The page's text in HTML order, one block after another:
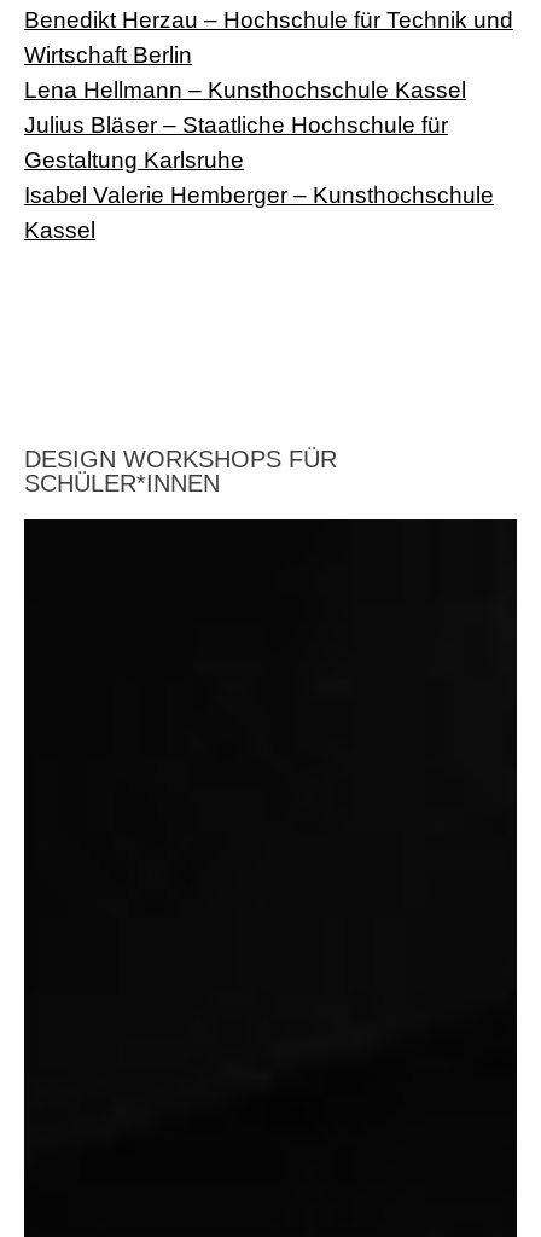
Benedikt Herzau – Hochschule für Technik und
Wirtschaft Berlin
Lena Hellmann – Kunsthochschule Kassel
Julius Bläser – Staatliche Hochschule für
Gestaltung Karlsruhe
Isabel Valerie Hemberger – Kunsthochschule
Kassel
DESIGN WORKSHOPS FÜR
SCHÜLER*INNEN